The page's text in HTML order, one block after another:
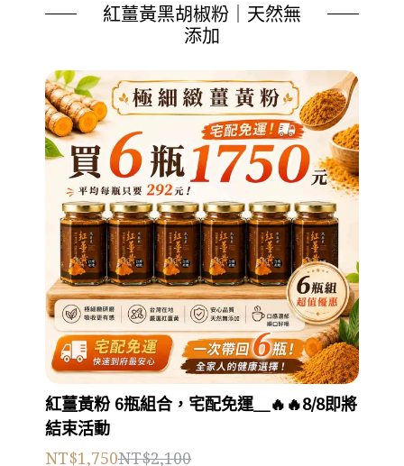
紅薑黃黑胡椒粉｜天然無
添加
紅薑黃粉 6瓶組合，宅配免運＿🔥🔥8/8即將
結束活動
NT$1,750NT$2,100